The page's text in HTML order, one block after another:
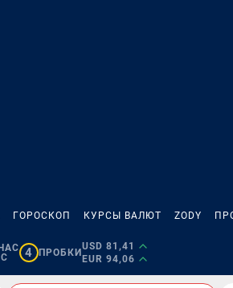
ГОРОСКОП КУРСЫ ВАЛЮТ ZODY
4 ПРОБКИ
USD 81,41
EUR 94,06